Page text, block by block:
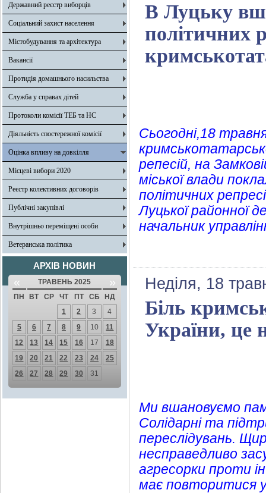
Державний реєстр виборців
Соціальний захист населення
Містобудування та архітектура
Вакансії
Протидія домашнього насильства
Служба у справах дітей
Протоколи комісії ТЕБ та НС
Діяльність спостережної комісії
Оцінка впливу на довкілля
Місцеві вибори 2020
Реєстр колективних договорів
Публічні закупівлі
Внутрішньо переміщені особи
Ветеранська політика
АРХІВ НОВИН
« ТРАВЕНЬ 2025 »
ПН ВТ СР ЧТ ПТ СБ
НД
1
2 3
4
5
6 7 8 9 10
11
12
13 14 15 16 17
18
19
20 21 22 23 24
25
26
27 28 29 30 31
В Луцьку
політичних
Сьогодні,18
репесій, на
міської влади
політичних
Луцької районної
начальник
Неділя, 18
Біль
України, це
Ми вшановуємо
Солідарні та
переслідувань.
несправедливо
агресорки проти
має повторитися у